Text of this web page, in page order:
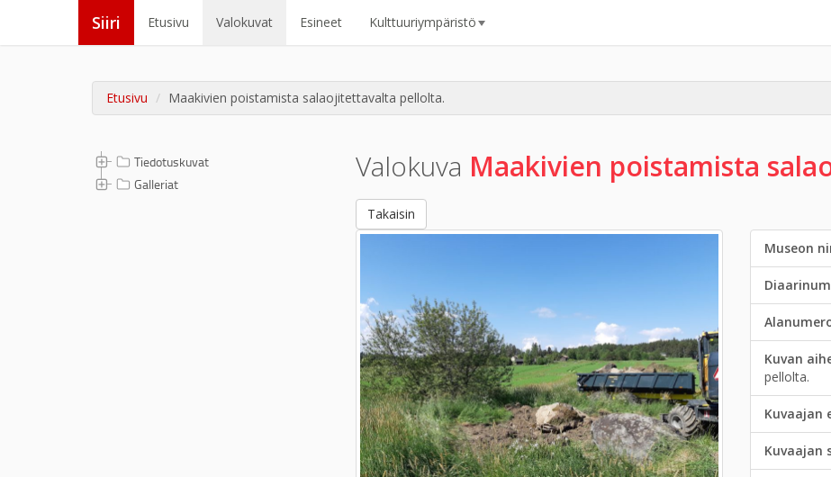
Siiri Etusivu Valokuvat Esineet Kulttuuriympäristö
Etusivu Maakivien poistamista salaojitettavalta pellolta.
Tiedotuskuvat
Galleriat
Valokuva Maakivien poistamista
Takaisin
Museon
Kuvan
pellolta.
Kuvaajan